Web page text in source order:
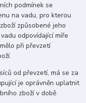
podmínek se
na vadu, pro kterou
způsobené jeho
odpovídající míře
při převzetí
od převzetí, má se za
je oprávněn uplatnit
zboží v době